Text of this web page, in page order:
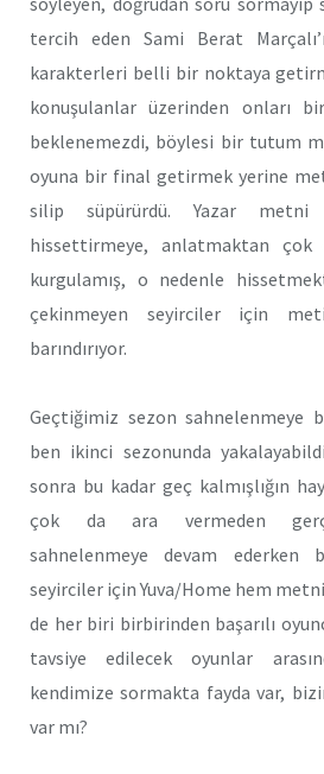
tercih eden Sami Berat
karakterleri belli bir noktaya
konuşulanlar üzerinden onları
beklenemezdi, böylesi bir tutum
oyuna bir final getirmek yerine
silip süpürürdü. Yazar metni
hissettirmeye, anlatmaktan çok
kurgulamış, o nedenle
çekinmeyen seyirciler için
barındırıyor.
Geçtiğimiz sezon sahnelenmeye
ben ikinci sezonunda
sonra bu kadar geç kalmışlığın
çok da ara vermeden
sahnelenmeye devam ederken
seyirciler için Yuva/Home hem
de her biri birbirinden başarılı
tavsiye edilecek oyunlar
kendimize sormakta fayda var,
var mı?